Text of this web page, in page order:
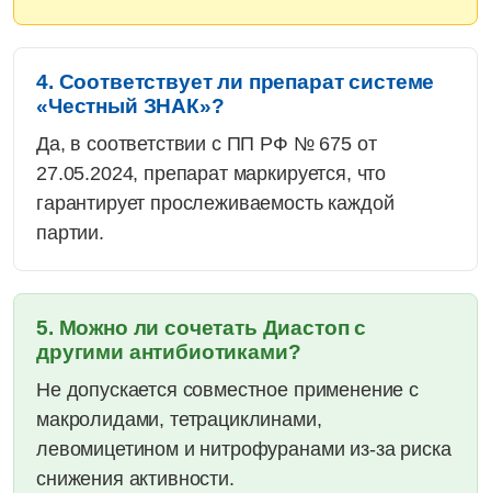
4. Соответствует ли препарат системе
«Честный ЗНАК»?
Да, в соответствии с ПП РФ № 675 от
27.05.2024, препарат маркируется, что
гарантирует прослеживаемость каждой
партии.
5. Можно ли сочетать Диастоп с
другими антибиотиками?
Не допускается совместное применение с
макролидами, тетрациклинами,
левомицетином и нитрофуранами из-за риска
снижения активности.